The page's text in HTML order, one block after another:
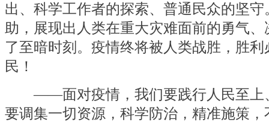
出、科学工作者的探索、普通民众的坚
助，展现出人类在重大灾难面前的勇气
了至暗时刻。疫情终将被人类战胜，胜
民！
——面对疫情，我们要践行人民至上
要调集一切资源，科学防治，精准施策